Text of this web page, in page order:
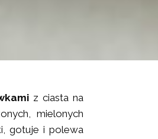
z ciasta na
mielonych
gotuje i polewa